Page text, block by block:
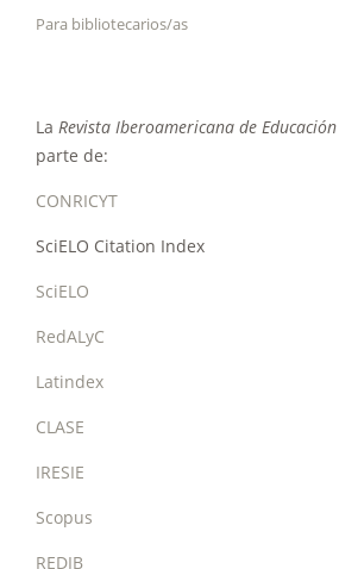
Para bibliotecarios/as
La Revista Iberoamericana de
parte de:
CONRICYT
SciELO Citation Index
SciELO
RedALyC
Latindex
CLASE
IRESIE
Scopus
REDIB